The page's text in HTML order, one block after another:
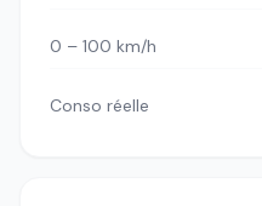
0 – 100 km/h
Conso réelle